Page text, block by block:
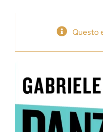
Login
Questo